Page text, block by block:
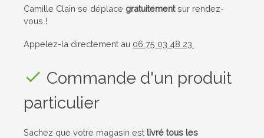
Camille Clain se déplace gratuitementsur rendez-
vous !
Appelez-la directement au 06 75 03 48 23
Commande d'un produit
particulier
Sachez que votre magasin est livré tous les